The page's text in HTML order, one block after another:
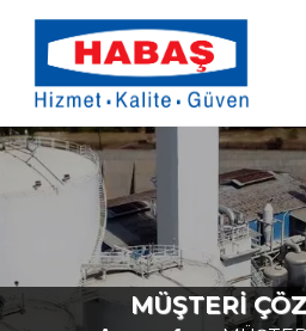
Anasayfa
KURUMSAL
FAALİYET ALANLARI
KARİYER
MEDYA
MÜŞTERİ